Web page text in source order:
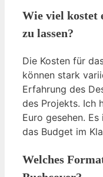
Wie viel kostet
zu lassen?
Die Kosten für
können stark
Erfahrung des
des Projekts. Ich
Euro gesehen.
das Budget im
Welches